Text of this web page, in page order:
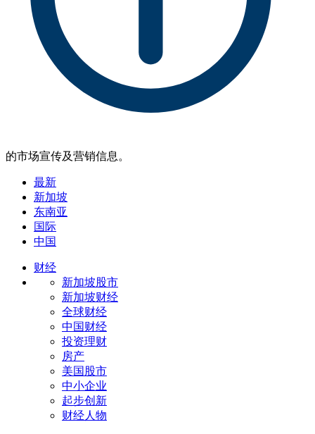
的市场宣传及营销信息。
最新
新加坡
东南亚
国际
中国
财经
新加坡股市
新加坡财经
全球财经
中国财经
投资理财
房产
美国股市
中小企业
起步创新
财经人物